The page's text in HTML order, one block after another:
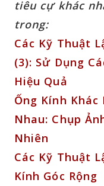
tiêu cự khác
trong:
Các Kỹ Thuật
(3): Sử Dụng
Hiệu Quả
Ống Kính
Nhau: Chụp
Nhiên
Các Kỹ Thuật
Kính Góc Rộng